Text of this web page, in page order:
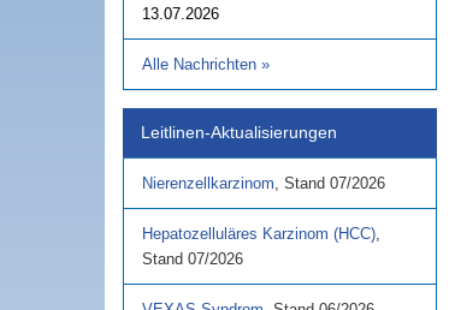
13.07.2026
Alle Nachrichten »
Leitlinen-Aktualisierungen
Nierenzellkarzinom, Stand 07/2026
Hepatozelluläres Karzinom (HCC),
Stand 07/2026